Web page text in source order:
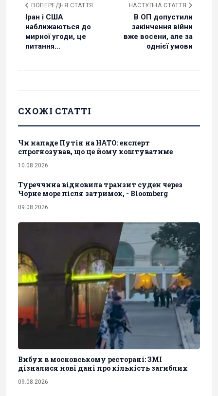
ПОПЕРЕДНЯ СТАТТЯ
Іран і США
наближаються до
мирної угоди, це
питання...
НАСТУПНА СТАТТЯ
В ОП допустили
закінчення війни
вже восени, але за
однієї умови
СХОЖІ СТАТТІ
Чи нападе Путін на НАТО: експерт
спрогнозував, що це йому коштуватиме
10.08.2026
Туреччина відновила транзит суден через
Чорне море після затримок, - Bloomberg
09.08.2026
Вибух в московському ресторані: ЗМІ
дізналися нові дані про кількість загиблих
09.08.2026